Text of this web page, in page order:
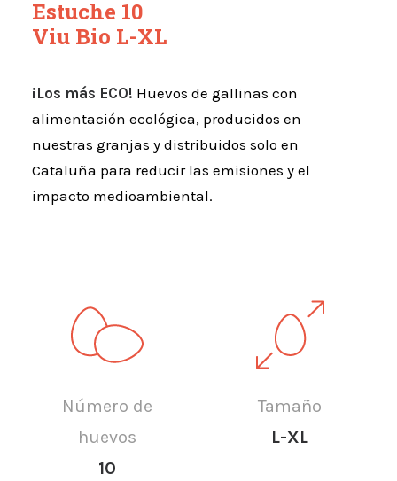
Estuche 10
Viu Bio L-XL
¡Los más ECO! Huevos de gallinas con
alimentación ecológica, producidos en
nuestras granjas y distribuidos solo en
Cataluña para reducir las emisiones y el
impacto medioambiental.
Número de
huevos
10
Tamaño
L-XL